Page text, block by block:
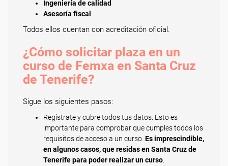
Ingeniería de calidad
Asesoría fiscal
Todos ellos cuentan con acreditación oficial.
¿Cómo solicitar plaza en un
curso de Femxa en Santa Cruz
de Tenerife?
Sigue los siguientes pasos:
Regístrate y cubre todos tus datos. Esto es
importante para comprobar que cumples todos los
requisitos de acceso a un curso. Es imprescindible,
en algunos casos, que residas en Santa Cruz de
Tenerife para poder realizar un curso